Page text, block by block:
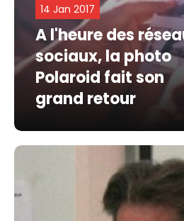
14 Jan 2017
A l'heure des
sociaux, la photo
Polaroid fait son
grand retour